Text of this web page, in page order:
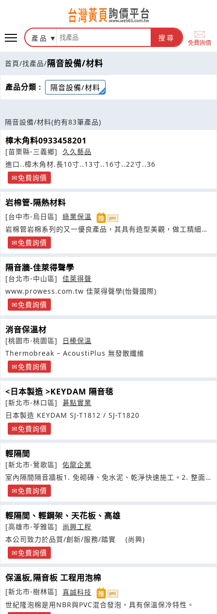
產品 搜尋
免費詢價
首頁/找產品/隔音設備/材料
產品分類 : 隔音設備/材料
隔音設備/材料(約有83筆產品)
樟木角料0933458201
[苗栗縣-三義鄉]
久久藝品
進口..樟木角材.長10寸..13寸..16寸..22寸..36
免費詢價
岩棉管-隔熱材料
[台中市-烏日區]
綠業保溫
岩棉管岩棉系列的又一優良產品，其具有造型美觀，做工精細，
色澤圓潤
免費詢價
隔音牆-佳萊得聲學
[台北市-中山區]
佳萊得聲
www.prowess.com.tw 佳萊得聲學(怡聲國際)
免費詢價
消音保溫材
[桃園市-桃園區]
日榛保溫
Thermobreak – AcoustiPlus 無發散纖維
免費詢價
<日本製造 >KEYDAM 隔音毯
[新北市-林口區]
碁點實業
日本製造 KEYDAM SJ-T1812 / SJ-T1820
免費詢價
輕隔間
[新北市-鶯歌區]
佑龍企業
室內隔間隔音牆板1. 免砌磚、免水泥、乾淨快速施工。2. 整面
牆一體成型無縫
免費詢價
輕隔間、輕鋼架、天花板、高雄
[高雄市-苓雅區]
尚興工程
本公司致力於品質/創新/服務/踏實 (尚興)
免費詢價
保溫板,隔音板 工程用泡棉
[新北市-樹林區]
真誠科技
世紀隆泡棉是用NBR與PVC混合發泡，具有保溫保冷特性。